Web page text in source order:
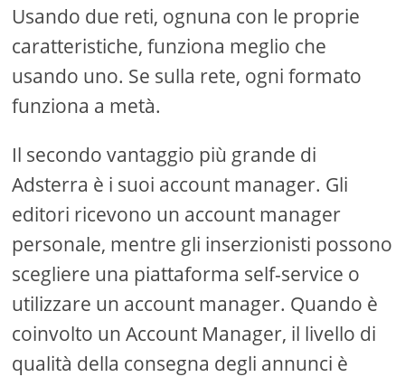
Usando due reti, ognuna con le proprie
caratteristiche, funziona meglio che
usando uno. Se sulla rete, ogni formato
funziona a metà.
Il secondo vantaggio più grande di
Adsterra è i suoi account manager. Gli
editori ricevono un account manager
personale, mentre gli inserzionisti possono
scegliere una piattaforma self-service o
utilizzare un account manager. Quando è
coinvolto un Account Manager, il livello di
qualità della consegna degli annunci è